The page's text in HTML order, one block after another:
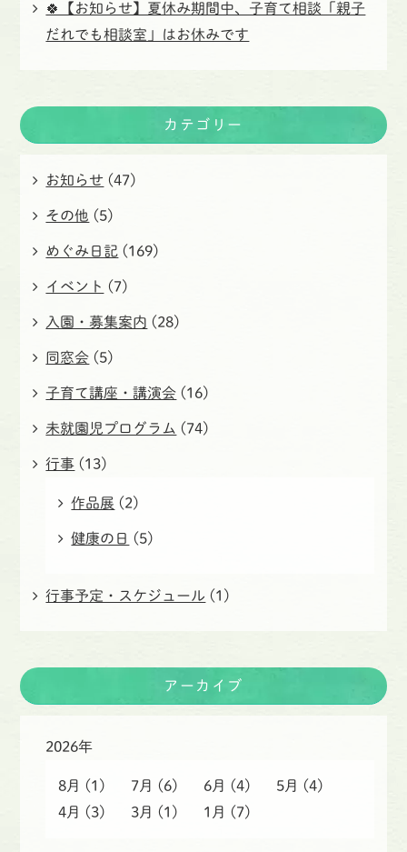
🍀【お知らせ】夏休み期間中、子育て相談「親子
だれでも相談室」はお休みです
カテゴリー
お知らせ (47)
その他 (5)
めぐみ日記 (169)
イベント (7)
入園・募集案内 (28)
同窓会 (5)
子育て講座・講演会 (16)
未就園児プログラム (74)
行事 (13)
作品展 (2)
健康の日 (5)
行事予定・スケジュール (1)
アーカイブ
2026年
8月 (1) 7月 (6) 6月 (4) 5月
(4)
4月
(3) 3月 (1) 1月 (7)